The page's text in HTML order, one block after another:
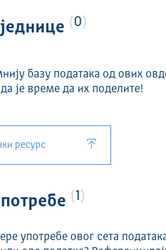
2020 (XLSX)
0
базу података од ових
је време да их поделите!
ресурс
1
употребе овог сета